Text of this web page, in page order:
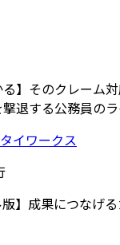
る】そのクレーム
退する公務員のラ
版】成果につなげ